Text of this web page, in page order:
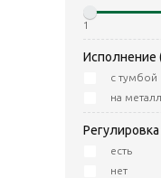
1
Исполнение
с тумбой
на
есть
нет